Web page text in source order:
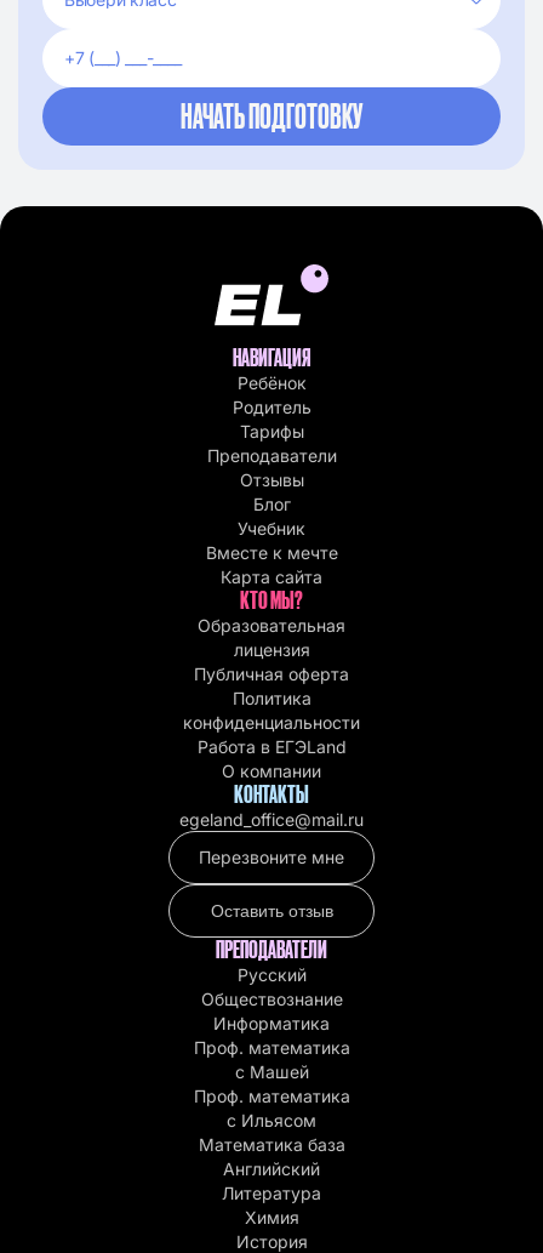
НАВИГАЦИЯ
Ребёнок
Родитель
Тарифы
Преподаватели
Отзывы
Блог
Учебник
Вместе к мечте
Карта сайта
КТО МЫ?
Образовательная
лицензия
Публичная оферта
Политика
конфиденциальности
Работа в EГЭLand
О компании
КОНТАКТЫ
egeland_office@mail.ru
Перезвоните мне
Оставить отзыв
ПРЕПОДАВАТЕЛИ
Русский
Обществознание
Информатика
Проф. математика
с Машей
Проф. математика
c Ильясом
Математика база
Английский
Литература
Химия
История